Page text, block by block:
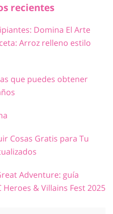
recientes
Domina El Arte
Arroz relleno estilo
que puedes obtener
Cosas Gratis para Tu
Adventure: guía
& Villains Fest 2025